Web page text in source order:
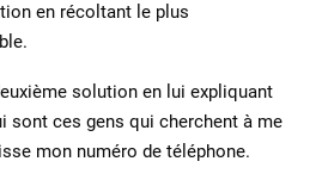
en récoltant le plus
solution en lui expliquant
sont ces gens qui cherchent à me
mon numéro de téléphone.